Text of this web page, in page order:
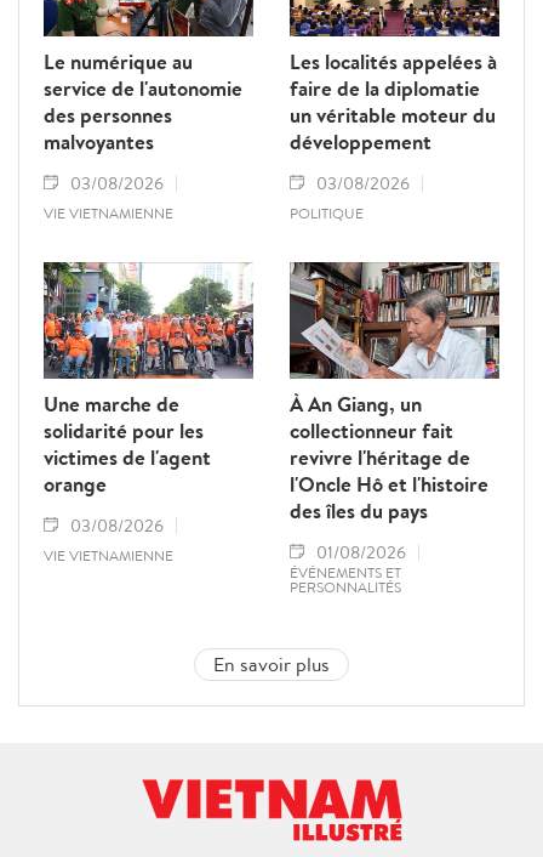
Le numérique au
service de l'autonomie
des personnes
malvoyantes
03/08/2026
VIE VIETNAMIENNE
Les localités appelées à
faire de la diplomatie
un véritable moteur du
développement
03/08/2026
POLITIQUE
Une marche de
solidarité pour les
victimes de l'agent
orange
03/08/2026
VIE VIETNAMIENNE
À An Giang, un
collectionneur fait
revivre l'héritage de
l'Oncle Hô et l'histoire
des îles du pays
01/08/2026
ÉVÉNEMENTS ET
PERSONNALITÉS
En savoir plus